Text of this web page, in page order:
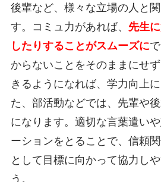
後輩など、様々な立場の人と
す。コミュ力があれば、 先生
したりすることがスムーズに
からないことをそのままにせ
きるようになれば、学力向上
た、部活動などでは、先輩や
になります。適切な言葉遣い
ーションをとることで、信頼
として目標に向かって協力し
う。